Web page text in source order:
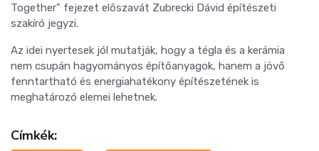
Together" fejezet előszavát Zubrecki Dávid építészeti
szakíró jegyzi.
Az idei nyertesek jól mutatják, hogy a tégla és a kerámia
nem csupán hagyományos építőanyagok, hanem a jövő
fenntartható és energiahatékony építészetének is
meghatározó elemei lehetnek.
Címkék: